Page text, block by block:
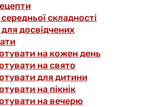
складності
досвідчених
на кожен день
на свято
для дитини
на пікнік
на вечерю